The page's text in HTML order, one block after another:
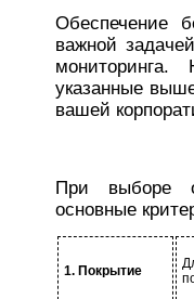
Обеспечение
важной
указанные
вашей
При выборе
основные
1. Покрытие